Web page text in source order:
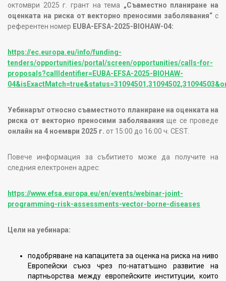
октомври 2025 г. грант на тема „Съвместно планиране на
оценката на риска от векторно преносими заболявания“ с
референтен номер EUBA-EFSA-2025-BIOHAW-04:
https://ec.europa.eu/info/funding-
tenders/opportunities/portal/screen/opportunities/calls-for-
proposals?callIdentifier=EUBA-EFSA-2025-BIOHAW-
Уебинарът относно съвместното планиране на оценката на
риска от векторно преносими заболявания ще се проведе
онлайн на 4 ноември 2025 г. от 15:00 до 16:00 ч. CEST.
Повече информация за събитието може да получите на
следния електронен адрес:
https://www.efsa.europa.eu/en/events/webinar-joint-
programming-risk-assessments-vector-borne-diseases
Цели на уебинара:
подобряване на капацитета за оценка на риска на ниво
Европейски съюз чрез по-нататъшно развитие на
партньорства между европейските институции, които